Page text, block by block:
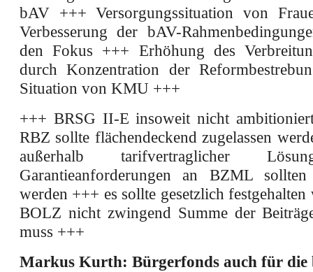
bAV +++ Versorgungssituation von
Verbesserung der bAV-
den Fokus +++ Erhöhung des
durch Konzentration der
Situation von KMU +++
+++ BRSG II-E insoweit nicht
RBZ sollte flächendeckend zugelassen
außerhalb tarifvertraglicher
Garantieanforderungen an BZML
werden +++ es sollte gesetzlich festgehalten
BOLZ nicht zwingend Summe der
muss +++
Markus Kurth: Bürgerfonds auch für die